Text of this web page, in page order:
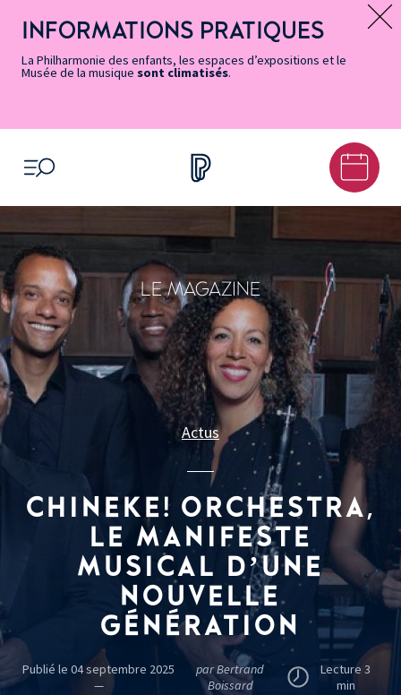
page
Accessibilité
accès
rapides
principal
contenu
principal
page
Message d’information
INFORMATIONS PRATIQUES
La Philharmonie des enfants, les espaces d’expositions et le
Musée de la musique sont climatisés.
OUVRIR LE MENU
LE MAGAZINE
Actus
CHINEKE! ORCHESTRA,
LE MANIFESTE
MUSICAL D’UNE
NOUVELLE
GÉNÉRATION
Publié le 04 septembre 2025
—
par Bertrand
Boissard
Lecture 3
min